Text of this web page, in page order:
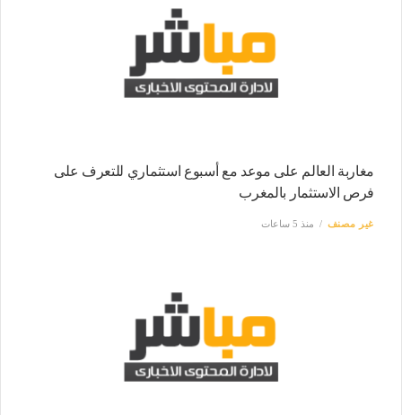
مغاربة العالم على موعد مع أسبوع استثماري للتعرف على
فرص الاستثمار بالمغرب
غير مصنف منذ 5 ساعات